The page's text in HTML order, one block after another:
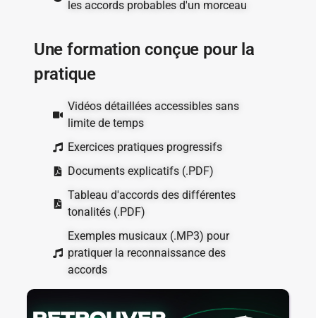
les accords probables d'un morceau
Une formation conçue pour la
pratique
Vidéos détaillées accessibles sans
limite de temps
Exercices pratiques progressifs
Documents explicatifs (.PDF)
Tableau d'accords des différentes
tonalités (.PDF)
Exemples musicaux (.MP3) pour
pratiquer la reconnaissance des
accords